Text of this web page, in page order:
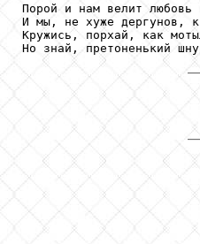
Порой и нам велит любовь
И мы, не хуже дергунов,
Кружись, порхай, как
Но знай,